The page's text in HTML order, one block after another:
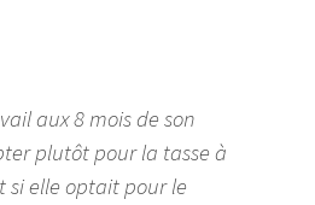
aux 8 mois de son
plutôt pour la tasse à
si elle optait pour le